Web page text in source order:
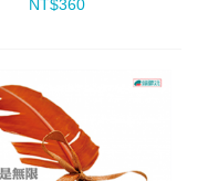
NT$360